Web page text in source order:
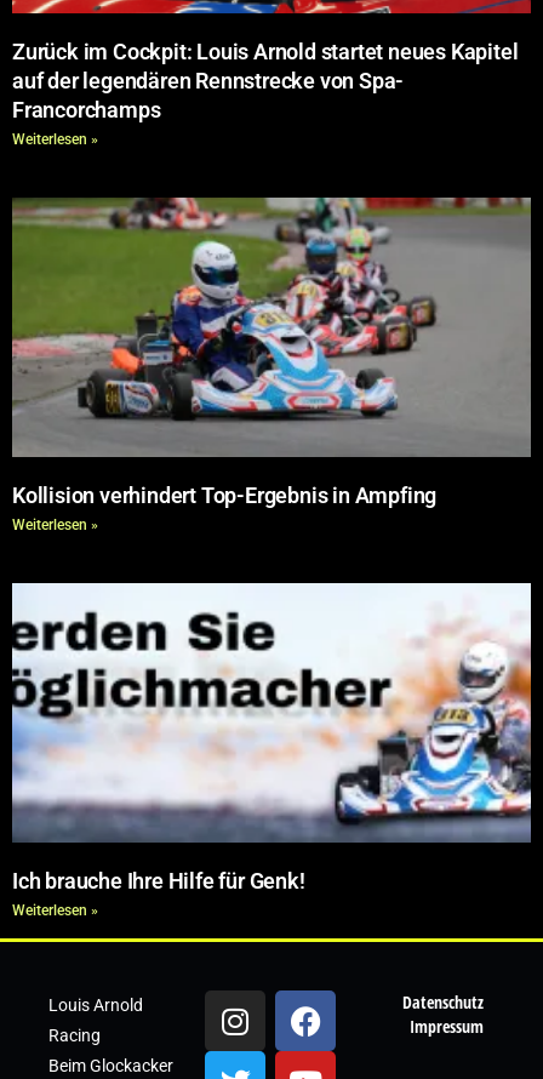
Zurück im Cockpit: Louis Arnold startet neues Kapitel
auf der legendären Rennstrecke von Spa-
Francorchamps
Weiterlesen »
Kollision verhindert Top-Ergebnis in Ampfing
Weiterlesen »
Ich brauche Ihre Hilfe für Genk!
Weiterlesen »
Louis Arnold
Racing
Beim Glockacker
Datenschutz
Impressum